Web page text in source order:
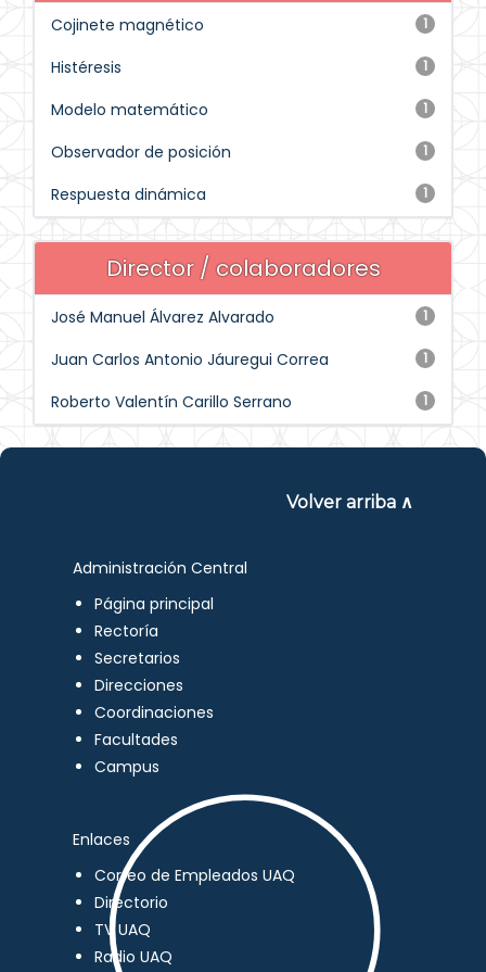
1
Cojinete magnético
1
Histéresis
1
Modelo matemático
1
Observador de posición
1
Respuesta dinámica
Director / colaboradores
1
José Manuel Álvarez Alvarado
1
Juan Carlos Antonio Jáuregui Correa
1
Roberto Valentín Carillo Serrano
Volver arriba ∧
Administración Central
Página principal
Rectoría
Secretarios
Direcciones
Coordinaciones
Facultades
Campus
Enlaces
Correo de Empleados UAQ
Directorio
TV UAQ
Radio UAQ